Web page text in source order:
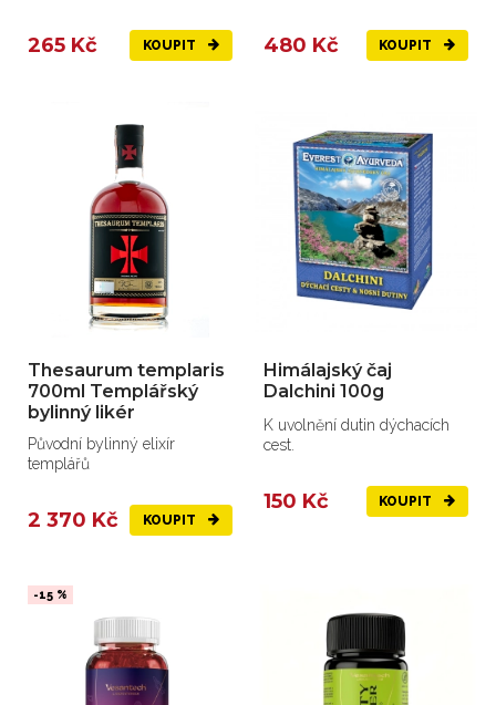
265 Kč KOUPIT 480 Kč KOUPIT
Thesaurum templaris
700ml Templářský
bylinný likér
Původní bylinný elixír
templářů
2 370 Kč KOUPIT
Himálajský čaj
Dalchini 100g
K uvolnění dutin dýchacích
cest.
150 Kč KOUPIT
-15 %